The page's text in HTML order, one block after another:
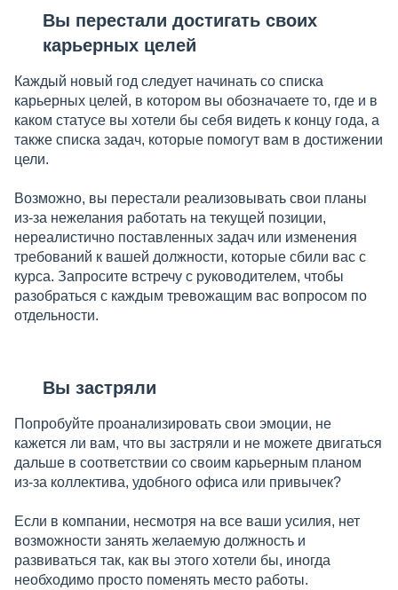
Вы перестали достигать своих
карьерных целей
Каждый новый год следует начинать со списка
карьерных целей, в котором вы обозначаете то, где и в
каком статусе вы хотели бы себя видеть к концу года, а
также списка задач, которые помогут вам в достижении
цели.
Возможно, вы перестали реализовывать свои планы
из-за нежелания работать на текущей позиции,
нереалистично поставленных задач или изменения
требований к вашей должности, которые сбили вас с
курса. Запросите встречу с руководителем, чтобы
разобраться с каждым тревожащим вас вопросом по
отдельности.
Вы застряли
Попробуйте проанализировать свои эмоции, не
кажется ли вам, что вы застряли и не можете двигаться
дальше в соответствии со своим карьерным планом
из-за коллектива, удобного офиса или привычек?
Если в компании, несмотря на все ваши усилия, нет
возможности занять желаемую должность и
развиваться так, как вы этого хотели бы, иногда
необходимо просто поменять место работы.